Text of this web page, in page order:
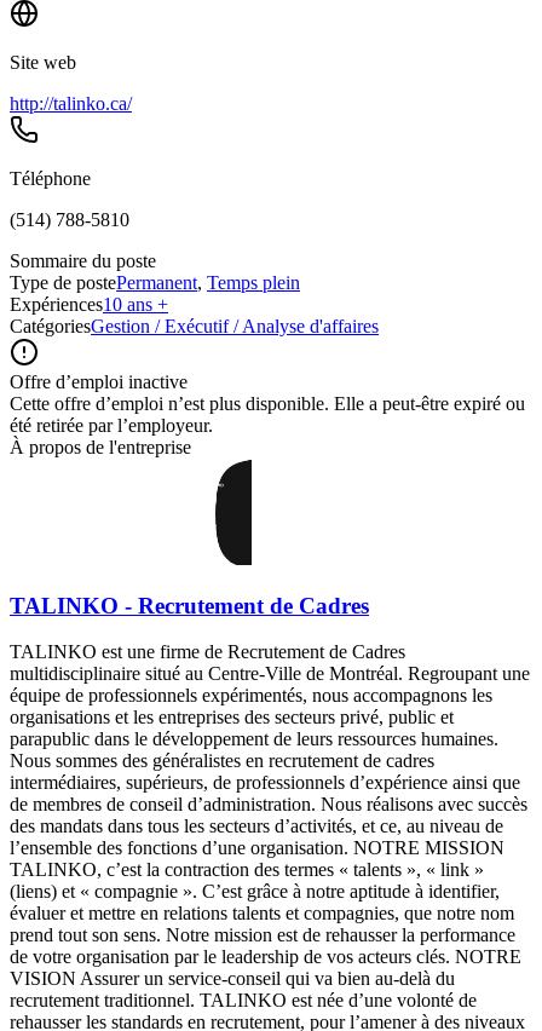
Site web
http://talinko.ca/
Téléphone
(514) 788-5810
Sommaire du poste
Type de postePermanent, Temps plein
Expériences10 ans +
CatégoriesGestion / Exécutif / Analyse d'affaires
Offre d’emploi inactive
Cette offre d’emploi n’est plus disponible. Elle a peut-être expiré ou
été retirée par l’employeur.
À propos de l'entreprise
TALINKO - Recrutement de Cadres
TALINKO est une firme de Recrutement de Cadres
multidisciplinaire situé au Centre-Ville de Montréal. Regroupant une
équipe de professionnels expérimentés, nous accompagnons les
organisations et les entreprises des secteurs privé, public et
parapublic dans le développement de leurs ressources humaines.
Nous sommes des généralistes en recrutement de cadres
intermédiaires, supérieurs, de professionnels d’expérience ainsi que
de membres de conseil d’administration. Nous réalisons avec succès
des mandats dans tous les secteurs d’activités, et ce, au niveau de
l’ensemble des fonctions d’une organisation. NOTRE MISSION
TALINKO, c’est la contraction des termes « talents », « link »
(liens) et « compagnie ». C’est grâce à notre aptitude à identifier,
évaluer et mettre en relations talents et compagnies, que notre nom
prend tout son sens. Notre mission est de rehausser la performance
de votre organisation par le leadership de vos acteurs clés. NOTRE
VISION Assurer un service-conseil qui va bien au-delà du
recrutement traditionnel. TALINKO est née d’une volonté de
rehausser les standards en recrutement, pour l’amener à des niveaux